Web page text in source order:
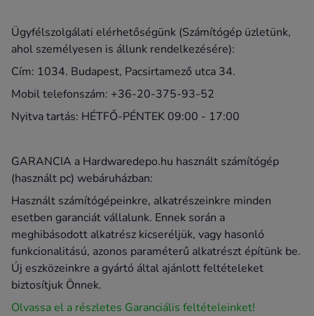
Ügyfélszolgálati elérhetőségünk (Számítógép üzletünk,
ahol személyesen is állunk rendelkezésére):
Cím: 1034. Budapest, Pacsirtamező utca 34.
Mobil telefonszám: +36-20-375-93-52
Nyitva tartás: HÉTFŐ-PÉNTEK 09:00 - 17:00
GARANCIA a Hardwaredepo.hu használt számítógép
(használt pc) webáruházban:
Használt számítógépeinkre, alkatrészeinkre minden
esetben garanciát vállalunk. Ennek során a
meghibásodott alkatrész kicseréljük, vagy hasonló
funkcionalitású, azonos paraméterű alkatrészt építünk be.
Új eszközeinkre a gyártó által ajánlott feltételeket
biztosítjuk Önnek.
Olvassa el a részletes Garanciális feltételeinket!